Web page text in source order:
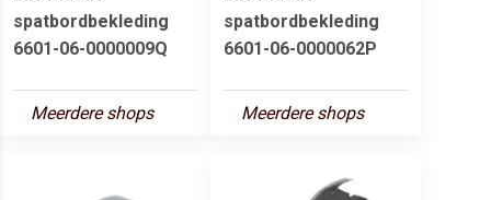
spatbordbekleding
6601-06-0000009Q
Meerdere shops
spatbordbekleding
6601-06-0000062P
Meerdere shops